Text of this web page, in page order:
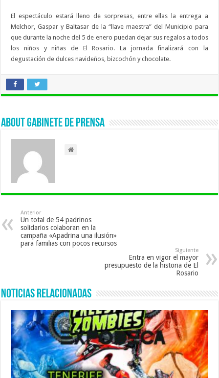
El espectáculo estará lleno de sorpresas, entre ellas la entrega a
Melchor, Gaspar y Baltasar de la “llave maestra” del Municipio para
que durante la noche del 5 de enero puedan dejar sus regalos a todos
los niños y niñas de El Rosario. La jornada finalizará con la
degustación de dulces navideños, bizcochón y chocolate.
About Gabinete de Prensa
Anterior
Un total de 54 padrinos
solidarios colaboran en la
campaña «Apadrina una ilusión»
para familias con pocos recursos
Siguiente
Entra en vigor el mayor
presupuesto de la historia de El
Rosario
Noticias Relacionadas